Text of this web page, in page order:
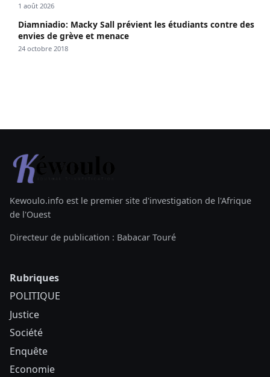
1 août 2026
Diamniadio: Macky Sall prévient les étudiants contre des
envies de grève et menace
24 octobre 2018
Kewoulo.info est le premier site d'investigation de l'Afrique
de l'Ouest
Directeur de publication : Babacar Touré
Rubriques
POLITIQUE
Justice
Société
Enquête
Economie